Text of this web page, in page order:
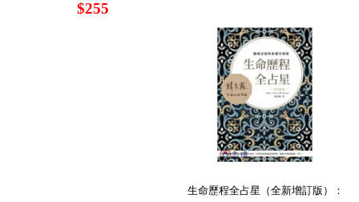
$255
生命歷程全占星（全新增訂版）：